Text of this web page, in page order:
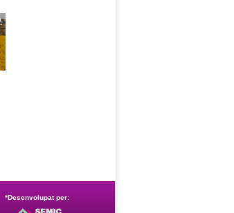
*Desenvolupat per: